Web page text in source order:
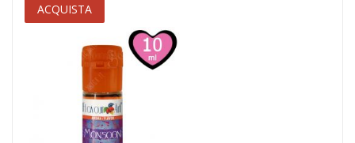
ACQUISTA